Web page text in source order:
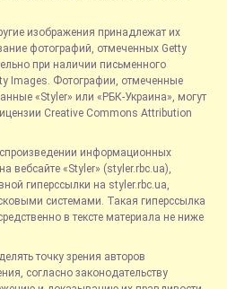
изображения принадлежат их
фотографий, отмеченных Getty
при наличии письменного
Images. Фотографии, отмеченные
«Styler» или «РБК-Украина», могут
Creative Commons Attribution
информационных
вебсайте «Styler» (styler.rbc.ua),
гиперссылки на styler.rbc.ua,
системами. Такая гиперссылка
в тексте материала не ниже
точку зрения авторов
согласно законодательству